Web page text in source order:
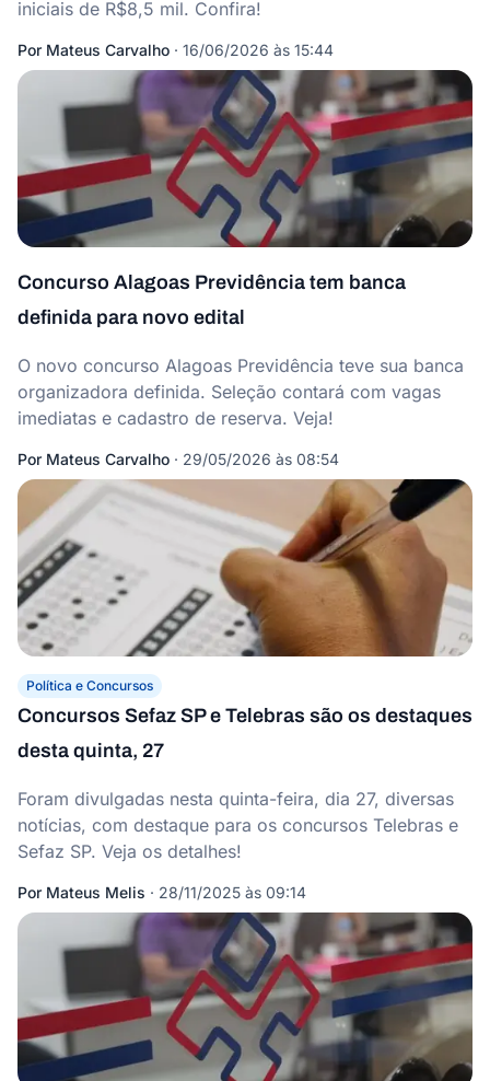
iniciais de R$8,5 mil. Confira!
Por Mateus Carvalho · 16/06/2026 às 15:44
Concurso Alagoas Previdência tem banca
definida para novo edital
O novo concurso Alagoas Previdência teve sua banca
organizadora definida. Seleção contará com vagas
imediatas e cadastro de reserva. Veja!
Por Mateus Carvalho · 29/05/2026 às 08:54
Política e Concursos
Concursos Sefaz SP e Telebras são os destaques
desta quinta, 27
Foram divulgadas nesta quinta-feira, dia 27, diversas
notícias, com destaque para os concursos Telebras e
Sefaz SP. Veja os detalhes!
Por Mateus Melis · 28/11/2025 às 09:14